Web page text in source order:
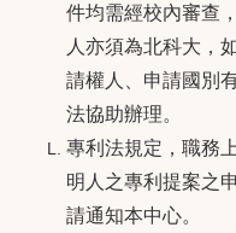
件均需經校內審查
人亦須為北科大，
請權人、申請國別
法協助辦理。
專利法規定，職務
明人之專利提案之
請通知本中心。